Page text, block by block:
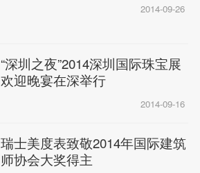
2014-09-26
“深圳之夜”2014深圳国际珠宝展
欢迎晚宴在深举行
2014-09-16
瑞士美度表致敬2014年国际建筑
师协会大奖得主